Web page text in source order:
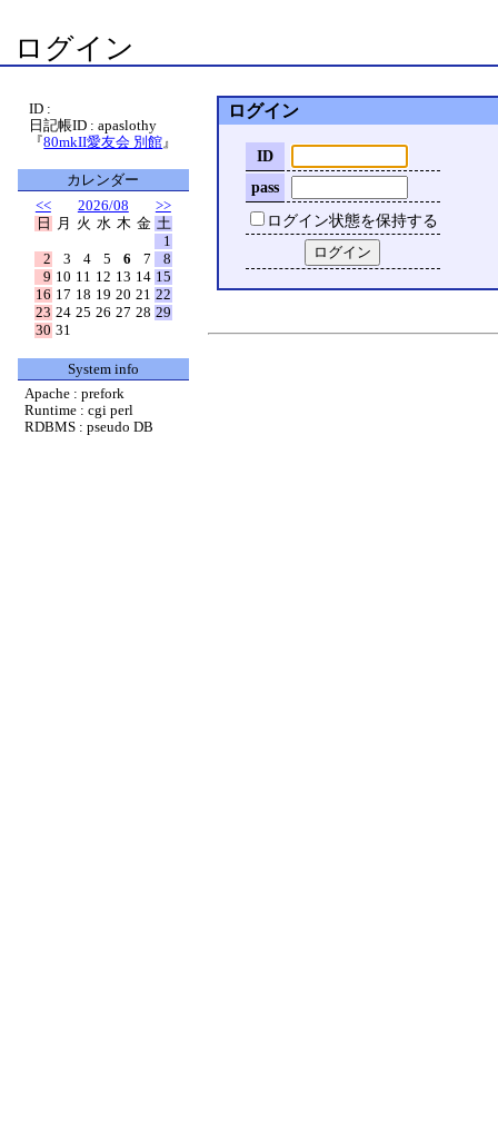
ログイン
ログイン
ID
pass
ログイン状態を保持する
ID :
日記帳ID : apaslothy
『80mkII愛友会 別館 』
カレンダー
<<
2026/08
>>
日
月 火 水 木 金 土
1
2
3 4 5 6 7
8
9 10 11 12 13 14 15
16 17 18 19 20 21 22
23 24 25 26 27 28 29
30 31
System info
Apache : prefork
Runtime : cgi perl
RDBMS : pseudo DB